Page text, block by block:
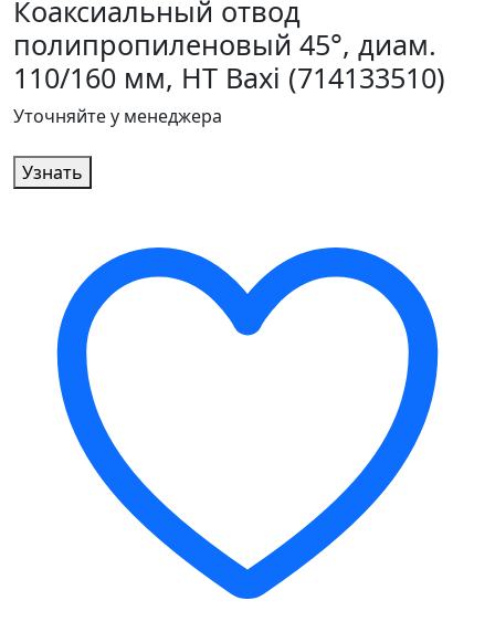
Коаксиальный отвод
полипропиленовый 45°, диам.
110/160 мм, HT Baxi (714133510)
Уточняйте у менеджера
Узнать